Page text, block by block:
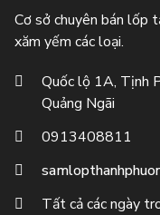
Cơ sở chuyên bán lốp
xăm yếm các loại.
Quốc lộ 1A, Tịnh
Quảng Ngãi
0913408811
Tất cả các ngày